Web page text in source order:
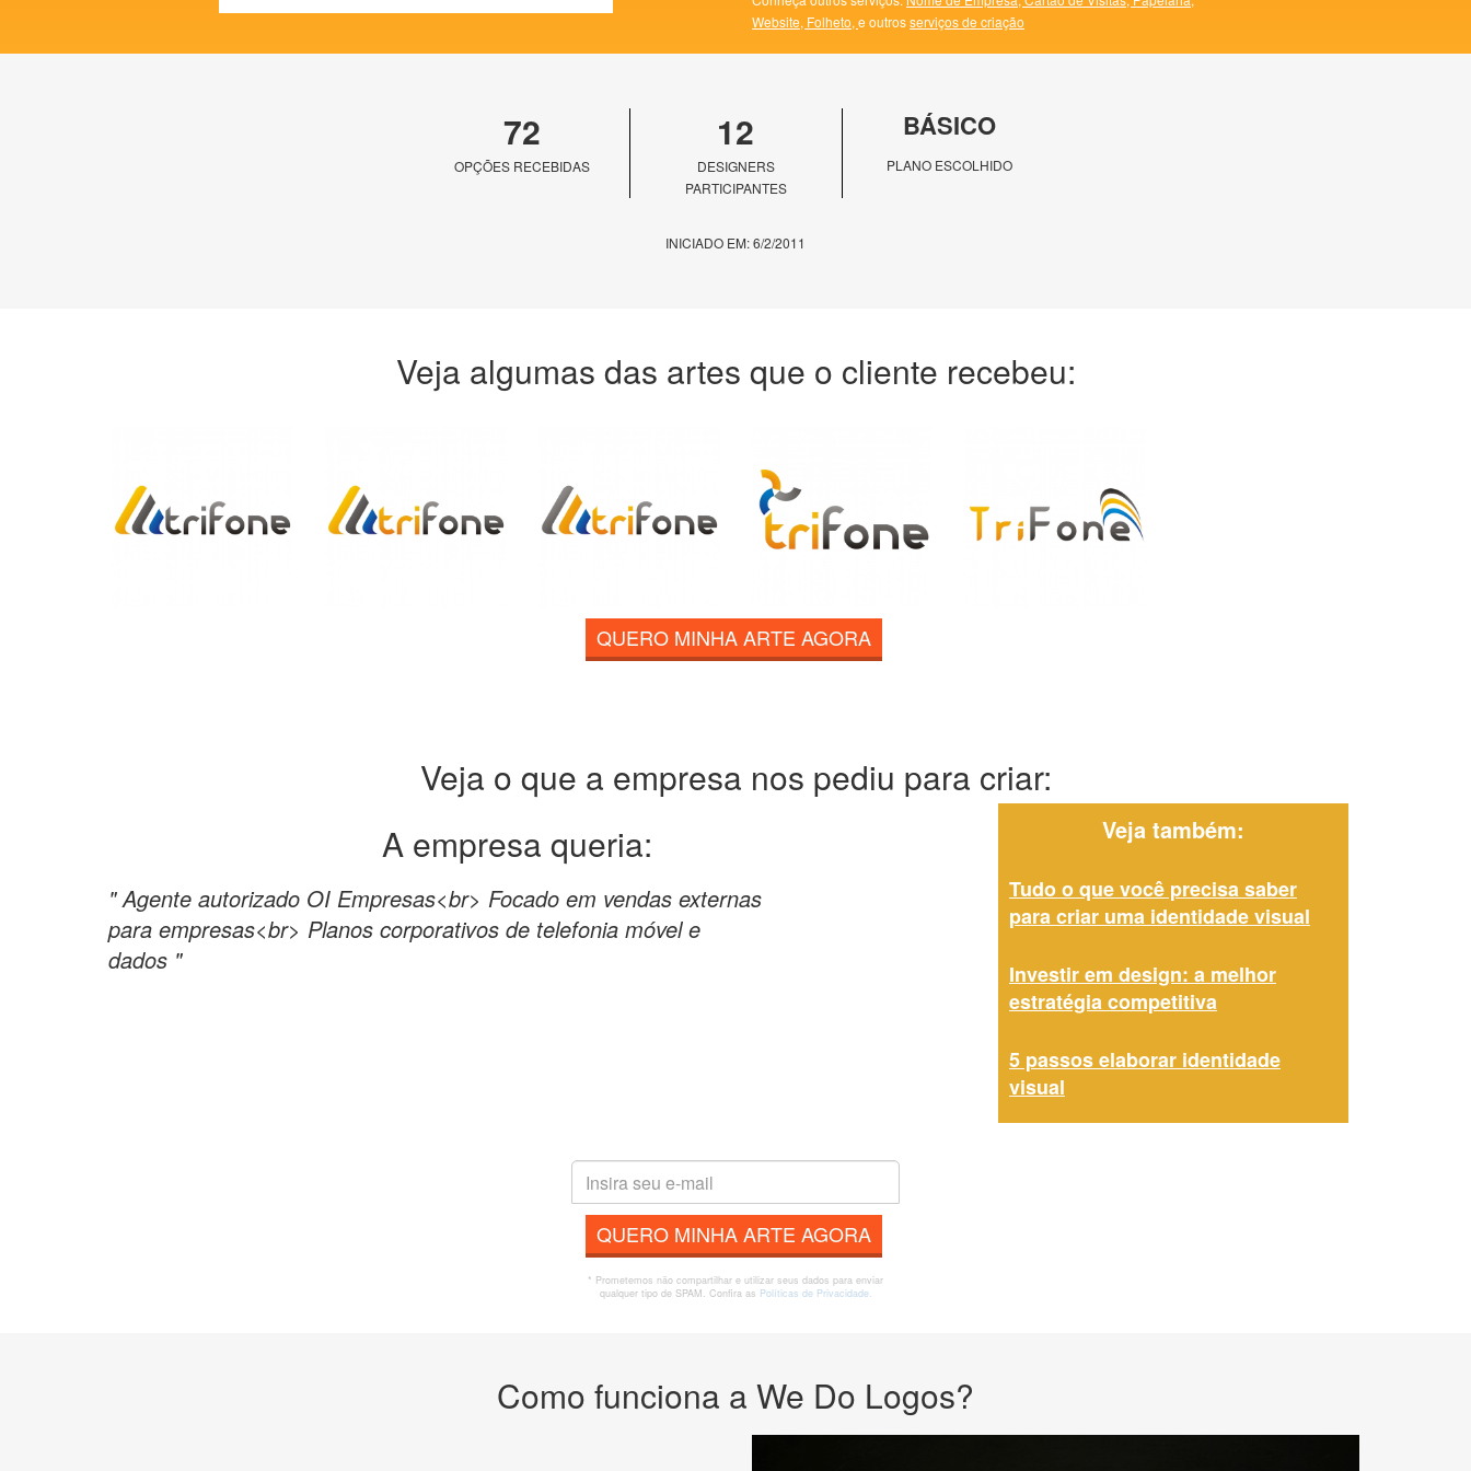
Website, Folheto, e outrosserviços de criação
72
OPÇÕES RECEBIDAS
12
DESIGNERS
PARTICIPANTES
BÁSICO
PLANO ESCOLHIDO
INICIADO EM: 6/2/2011
Veja algumas das artes que o cliente recebeu:
QUERO MINHA ARTE AGORA
Veja o que a empresa nos pediu para criar:
A empresa queria:
" Agente autorizado OI Empresas<br> Focado em vendas externas
para empresas<br> Planos corporativos de telefonia móvel e
dados "
Veja também:
Tudo o que você precisa saber
para criar uma identidade visual
Investir em design: a melhor
estratégia competitiva
5 passos elaborar identidade
visual
QUERO MINHA ARTE AGORA
* Prometemos não compartilhar e utilizar seus dados para enviar
qualquer tipo de SPAM. Confira as Políticas de Privacidade.
Como funciona a We Do Logos?